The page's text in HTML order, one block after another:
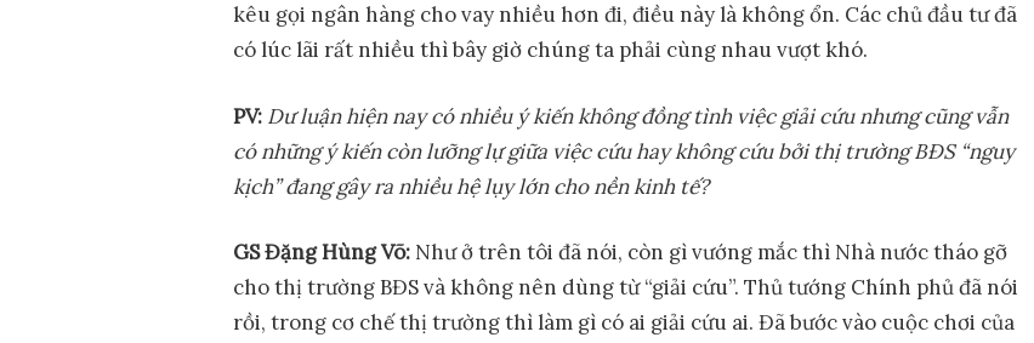
kêu gọi ngân hàng cho vay nhiều hơn đi, điều này là không ổn. Các chủ đầu tư đã
có lúc lãi rất nhiều thì bây giờ chúng ta phải cùng nhau vượt khó.
PV: Dưluận hiện nay có nhiều ý kiến không đồng tình việc giải cứu nhưng cũng vẫn
có những ý kiến còn lưỡng lựgiữa việc cứu hay không cứu bởi thịtrường BĐS “nguy
kịch” đang gây ra nhiều hệlụy lớn cho nền kinh tế?
GS Đặng Hùng Võ: Như ở trên tôi đã nói, còn gì vướng mắc thì Nhà nước tháo gỡ
cho thị trường BĐS và không nên dùng từ “giải cứu”. Thủ tướng Chính phủ đã nói
rồi, trong cơ chế thị trường thì làm gì có ai giải cứu ai. Đã bước vào cuộc chơi của